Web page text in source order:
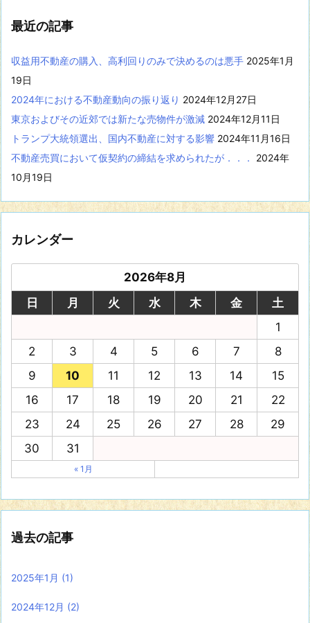
示
最近の記事
収益用不動産の購入、高利回りのみで決めるのは悪手 2025年1月
19日
2024年における不動産動向の振り返り 2024年12月27日
東京およびその近郊では新たな売物件が激減 2024年12月11日
トランプ大統領選出、国内不動産に対する影響 2024年11月16日
不動産売買において仮契約の締結を求められたが．．．
2024年
10月19日
カレンダー
2026年8月
日
月 火 水 木 金
土
1
2
3 4 5 6 7
8
9
10 11 12 13 14
15
16
17 18 19 20 21
22
23
24 25 26 27 28
29
30
31
« 1月
過去の記事
2025年1月 (1)
2024年12月 (2)